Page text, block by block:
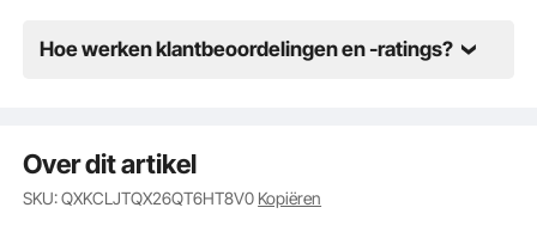
Hoe werken klantbeoordelingen en -ratings?
Over dit artikel
SKU: QXKCLJTQX26QT6HT8V0 Kopiëren